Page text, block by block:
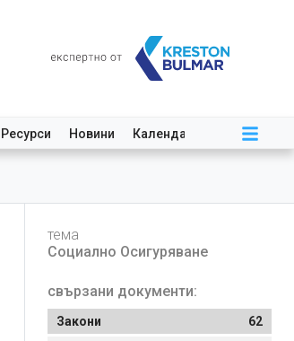
Ресурси Новини Календар
тема
Социално Осигуряване
свързани документи:
Закони
62